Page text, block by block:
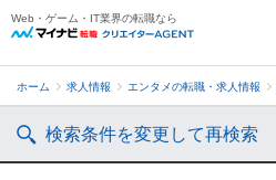
Web・ゲーム・IT業界の転職なら
ホーム 求人情報 エンタメの転職・求人情報
検索条件を変更して再検索